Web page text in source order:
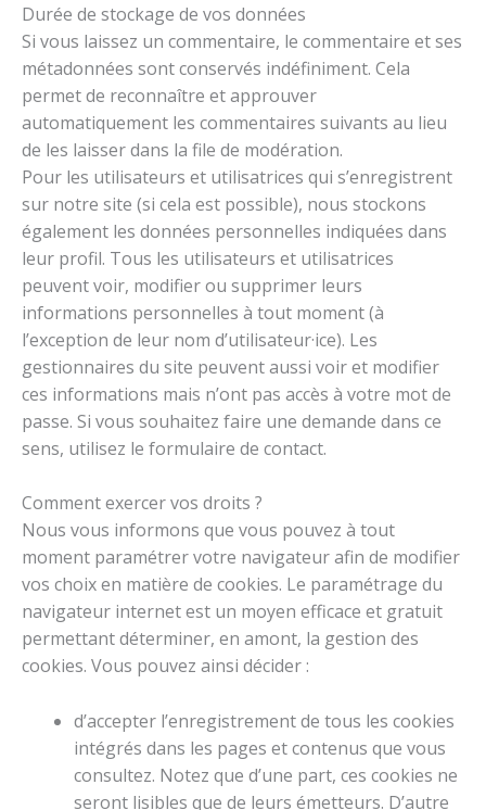
Durée de stockage de vos données
Si vous laissez un commentaire, le commentaire et ses
métadonnées sont conservés indéfiniment. Cela
permet de reconnaître et approuver
automatiquement les commentaires suivants au lieu
de les laisser dans la file de modération.
Pour les utilisateurs et utilisatrices qui s’enregistrent
sur notre site (si cela est possible), nous stockons
également les données personnelles indiquées dans
leur profil. Tous les utilisateurs et utilisatrices
peuvent voir, modifier ou supprimer leurs
informations personnelles à tout moment (à
l’exception de leur nom d’utilisateur·ice). Les
gestionnaires du site peuvent aussi voir et modifier
ces informations mais n’ont pas accès à votre mot de
passe. Si vous souhaitez faire une demande dans ce
sens, utilisez le formulaire de contact.
Comment exercer vos droits ?
Nous vous informons que vous pouvez à tout
moment paramétrer votre navigateur afin de modifier
vos choix en matière de cookies. Le paramétrage du
navigateur internet est un moyen efficace et gratuit
permettant déterminer, en amont, la gestion des
cookies. Vous pouvez ainsi décider :
d’accepter l’enregistrement de tous les cookies
intégrés dans les pages et contenus que vous
consultez. Notez que d’une part, ces cookies ne
seront lisibles que de leurs émetteurs. D’autre